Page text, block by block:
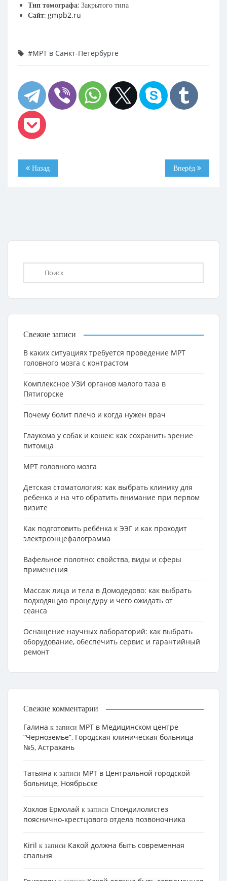
Тип томографа: Закрытого типа
Сайт: gmpb2.ru
#МРТ в Санкт-Петербурге
Назад Вперёд
Свежие записи
В каких ситуациях требуется проведение МРТ
головного мозга с контрастом
Комплексное УЗИ органов малого таза в
Пятигорске
Почему болит плечо и когда нужен врач
Глаукома у собак и кошек: как сохранить зрение
питомца
МРТ головного мозга
Детская стоматология: как выбрать клинику для
ребенка и на что обратить внимание при первом
визите
Как подготовить ребёнка к ЭЭГ и как проходит
электроэнцефалограмма
Вафельное полотно: свойства, виды и сферы
применения
Массаж лица и тела в Домодедово: как выбрать
подходящую процедуру и чего ожидать от
сеанса
Оснащение научных лабораторий: как выбрать
оборудование, обеспечить сервис и гарантийный
ремонт
Свежие комментарии
Галина к записи МРТ в Медицинском центре
“Черноземье”, Городская клиническая больница
№5, Астрахань
Татьяна к записи МРТ в Центральной городской
больнице, Ноябрьске
Хохлов Ермолай к записи Cпондилолистез
пояснично-крестцового отдела позвоночника
Kiril к записи Какой должна быть современная
спальня